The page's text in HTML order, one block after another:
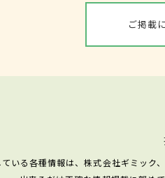
ご掲載
いる各種情報は、株式会社ギミック